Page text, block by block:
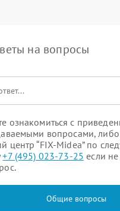
на вопросы
ознакомиться с
вопросами, либо
центр “FIX-Midea” по
+7 (495) 023-73-25 если
Общие вопросы